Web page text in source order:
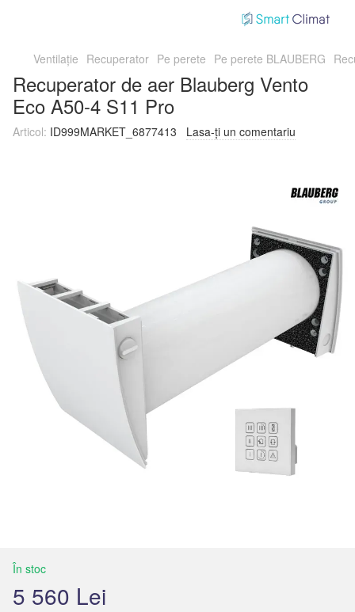
Ventilație Recuperator Pe perete Pe perete BLAUBERG
Recuperator de aer Blauberg Vento
Eco A50-4 S11 Pro
Articol: ID999MARKET_6877413 Lasa-ți un comentariu
În stoc
5 560 Lei